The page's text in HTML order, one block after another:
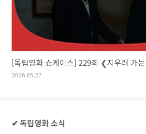
2026.05.27
✔ 독립영화 소식